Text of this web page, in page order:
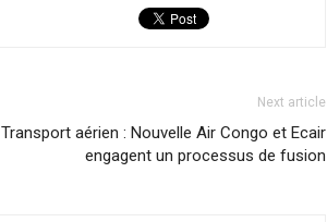
Next article
Transport aérien : Nouvelle Air Congo et Ecair
engagent un processus de fusion